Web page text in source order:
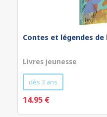
Contes et légendes
Livres jeunesse
dès 3 ans
14.95 €